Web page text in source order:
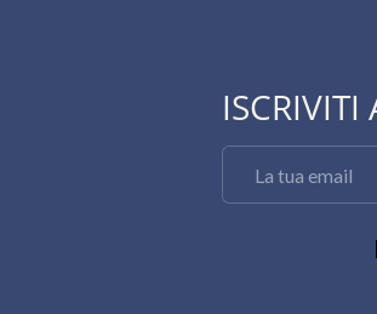
ISCRIVITI